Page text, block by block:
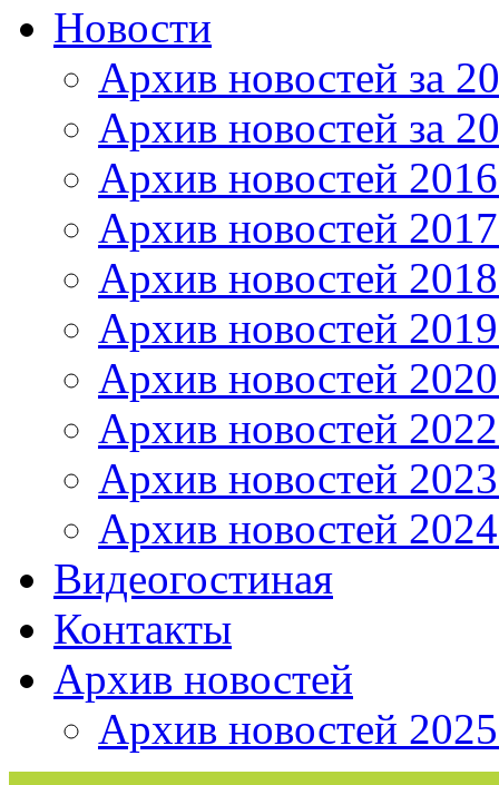
Новости
Архив новостей за
Архив новостей за
Архив новостей
Архив новостей
Архив новостей
Архив новостей
Архив новостей
Архив новостей
Архив новостей
Архив новостей
Видеогостиная
Контакты
Архив новостей
Архив новостей